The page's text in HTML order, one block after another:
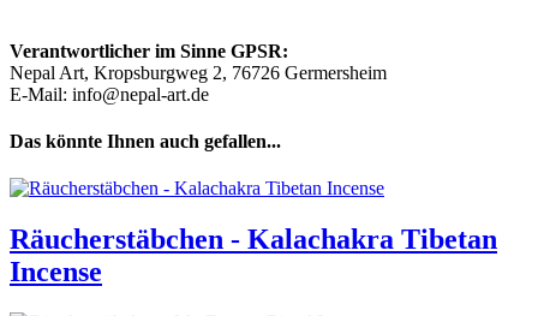
Verantwortlicher im Sinne GPSR:
Nepal Art, Kropsburgweg 2, 76726 Germersheim
E-Mail: info@nepal-art.de
Das könnte Ihnen auch gefallen...
Räucherstäbchen - Kalachakra Tibetan
Incense